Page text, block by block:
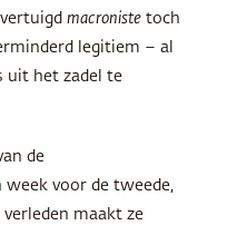
macroniste toch
legitiem – al
uit het zadel te
de
week voor de tweede,
maakt ze